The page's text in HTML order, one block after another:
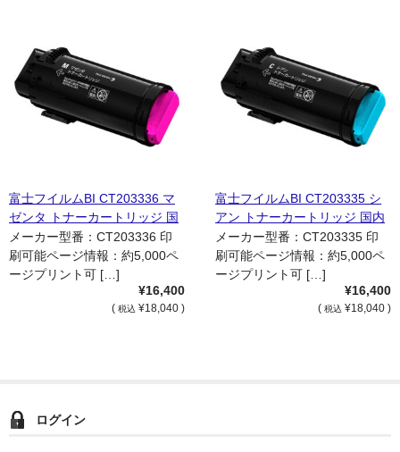
富士フイルムBI CT203336 マ
ゼンタ トナーカートリッジ 国
内純正品
メーカー型番：CT203336 印
刷可能ページ情報：約5,000ペ
ージプリント可 […]
¥16,400
( 税込 ¥18,040 )
富士フイルムBI CT203335 シ
アン トナーカートリッジ 国内
純正品
メーカー型番：CT203335 印
刷可能ページ情報：約5,000ペ
ージプリント可 […]
¥16,400
( 税込 ¥18,040 )
ログイン